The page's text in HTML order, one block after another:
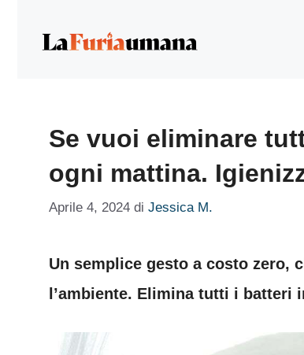
Se vuoi eliminare
ogni mattina.
Aprile 4, 2024 di Jessica M.
Un semplice gesto a costo zero,
l’ambiente. Elimina tutti i batteri